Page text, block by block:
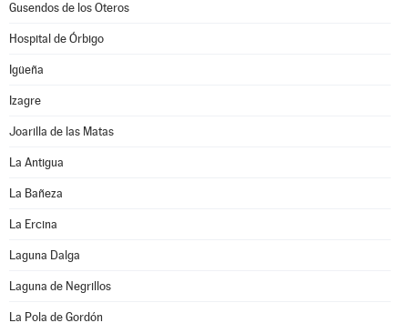
Gusendos de los Oteros
Hospital de Órbigo
Igüeña
Izagre
Joarilla de las Matas
La Antigua
La Bañeza
La Ercina
Laguna Dalga
Laguna de Negrillos
La Pola de Gordón